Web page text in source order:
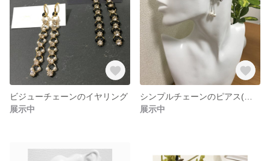
ビジューチェーンのイヤリング
展示中
展示中